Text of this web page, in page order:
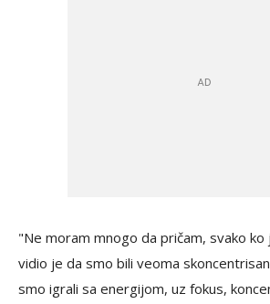
"Ne moram mnogo da pričam, svako ko
vidio je da smo bili veoma
smo igrali sa energijom, uz fokus,